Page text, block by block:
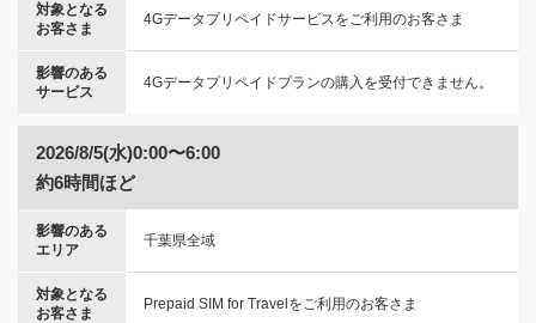
対象となる
お客さま
4Gデータプリペイドサービスをご利用のお客さま
影響のある
サービス
4Gデータプリペイドプランの購入を受付できません。
2026/8/5(水)0:00〜6:00
約6時間ほど
影響のある
エリア
千葉県全域
対象となる
お客さま
Prepaid SIM for Travelをご利用のお客さま